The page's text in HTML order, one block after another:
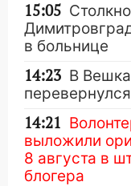
15:05
в больнице
14:23 В
14:21
выложили
8 августа в
блогера